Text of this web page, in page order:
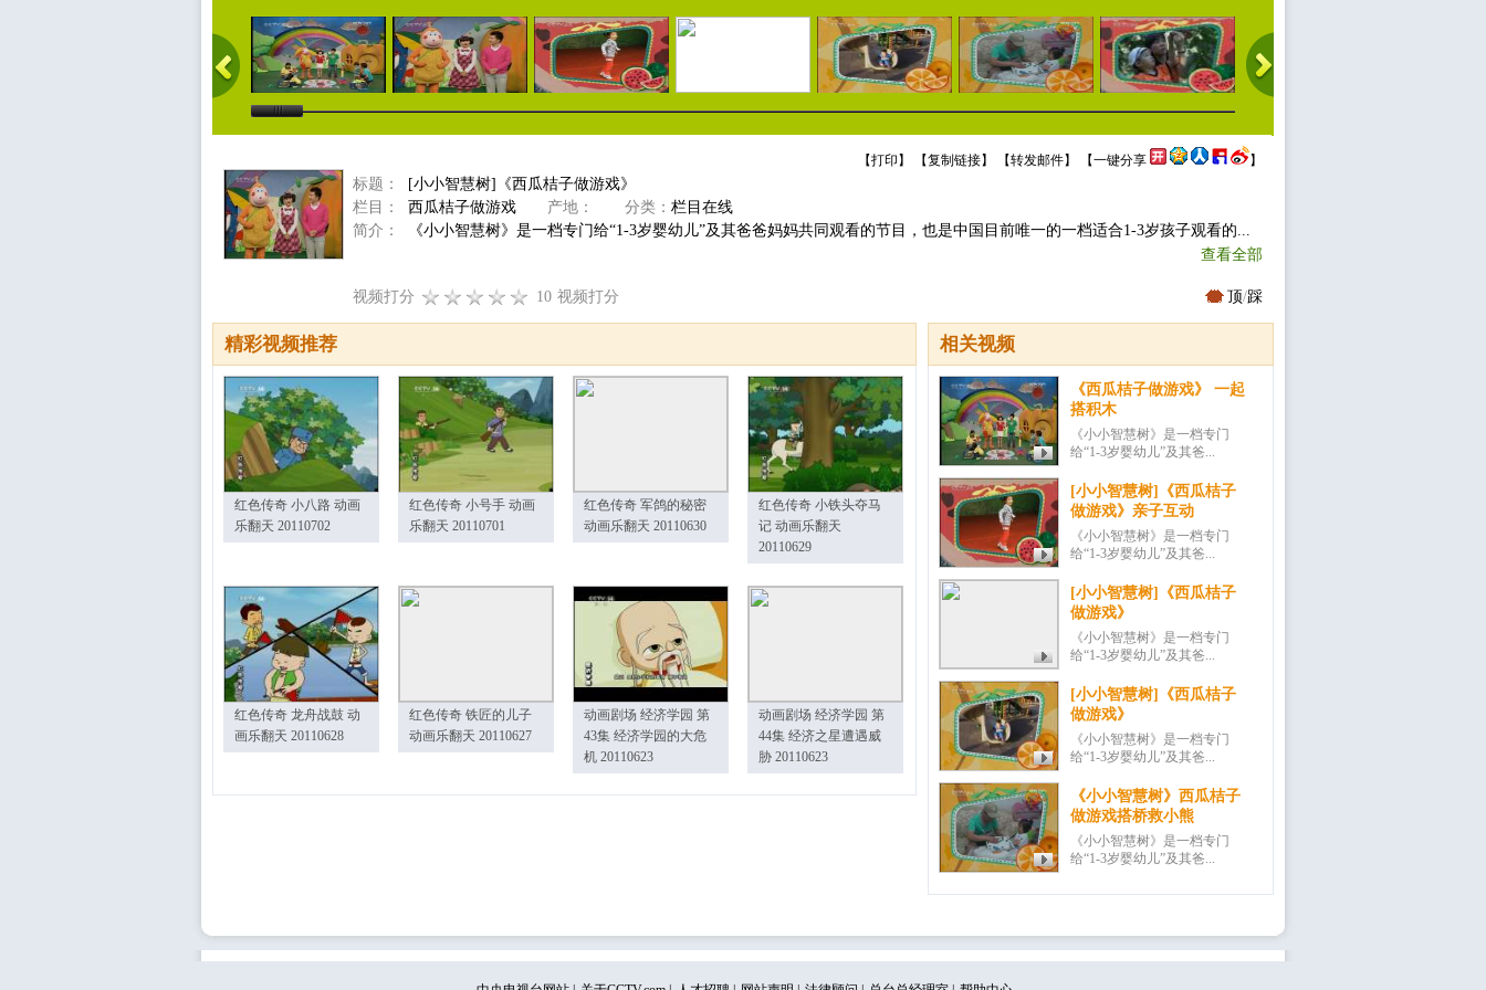
【打印 】 【复制链接】 【转发邮件】 【一键分享 】
标题：
[小小智慧树]《西瓜桔子做游戏》
栏目：
西瓜桔子做游戏 产地： 分类： 栏目在线
简介：
《小小智慧树》是一档专门给“1-3岁婴幼儿”及其爸爸妈妈共同观看的节目，也是中国目前唯一的一档适合1-3岁孩子观看的...
查看全部
视频打分 10 视频打分 顶/踩
相关视频
《西瓜桔子做游戏》 一起
搭积木
《小小智慧树》是一档专门
给“1-3岁婴幼儿”及其爸...
[小小智慧树]《西瓜桔子
做游戏》亲子互动
《小小智慧树》是一档专门
给“1-3岁婴幼儿”及其爸...
[小小智慧树]《西瓜桔子
做游戏》
《小小智慧树》是一档专门
给“1-3岁婴幼儿”及其爸...
[小小智慧树]《西瓜桔子
做游戏》
《小小智慧树》是一档专门
给“1-3岁婴幼儿”及其爸...
《小小智慧树》西瓜桔子
做游戏搭桥救小熊
《小小智慧树》是一档专门
给“1-3岁婴幼儿”及其爸...
精彩视频推荐
红色传奇 小八路 动画
乐翻天 20110702
红色传奇 小号手 动画
乐翻天 20110701
红色传奇 军鸽的秘密
动画乐翻天 20110630
红色传奇 小铁头夺马
记 动画乐翻天
20110629
红色传奇 龙舟战鼓 动
画乐翻天 20110628
红色传奇 铁匠的儿子
动画乐翻天 20110627
动画剧场 经济学园 第
43集 经济学园的大危
机 20110623
动画剧场 经济学园 第
44集 经济之星遭遇威
胁 20110623